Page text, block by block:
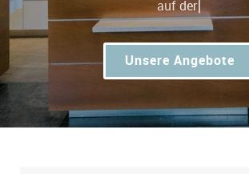
Unsere Angebote